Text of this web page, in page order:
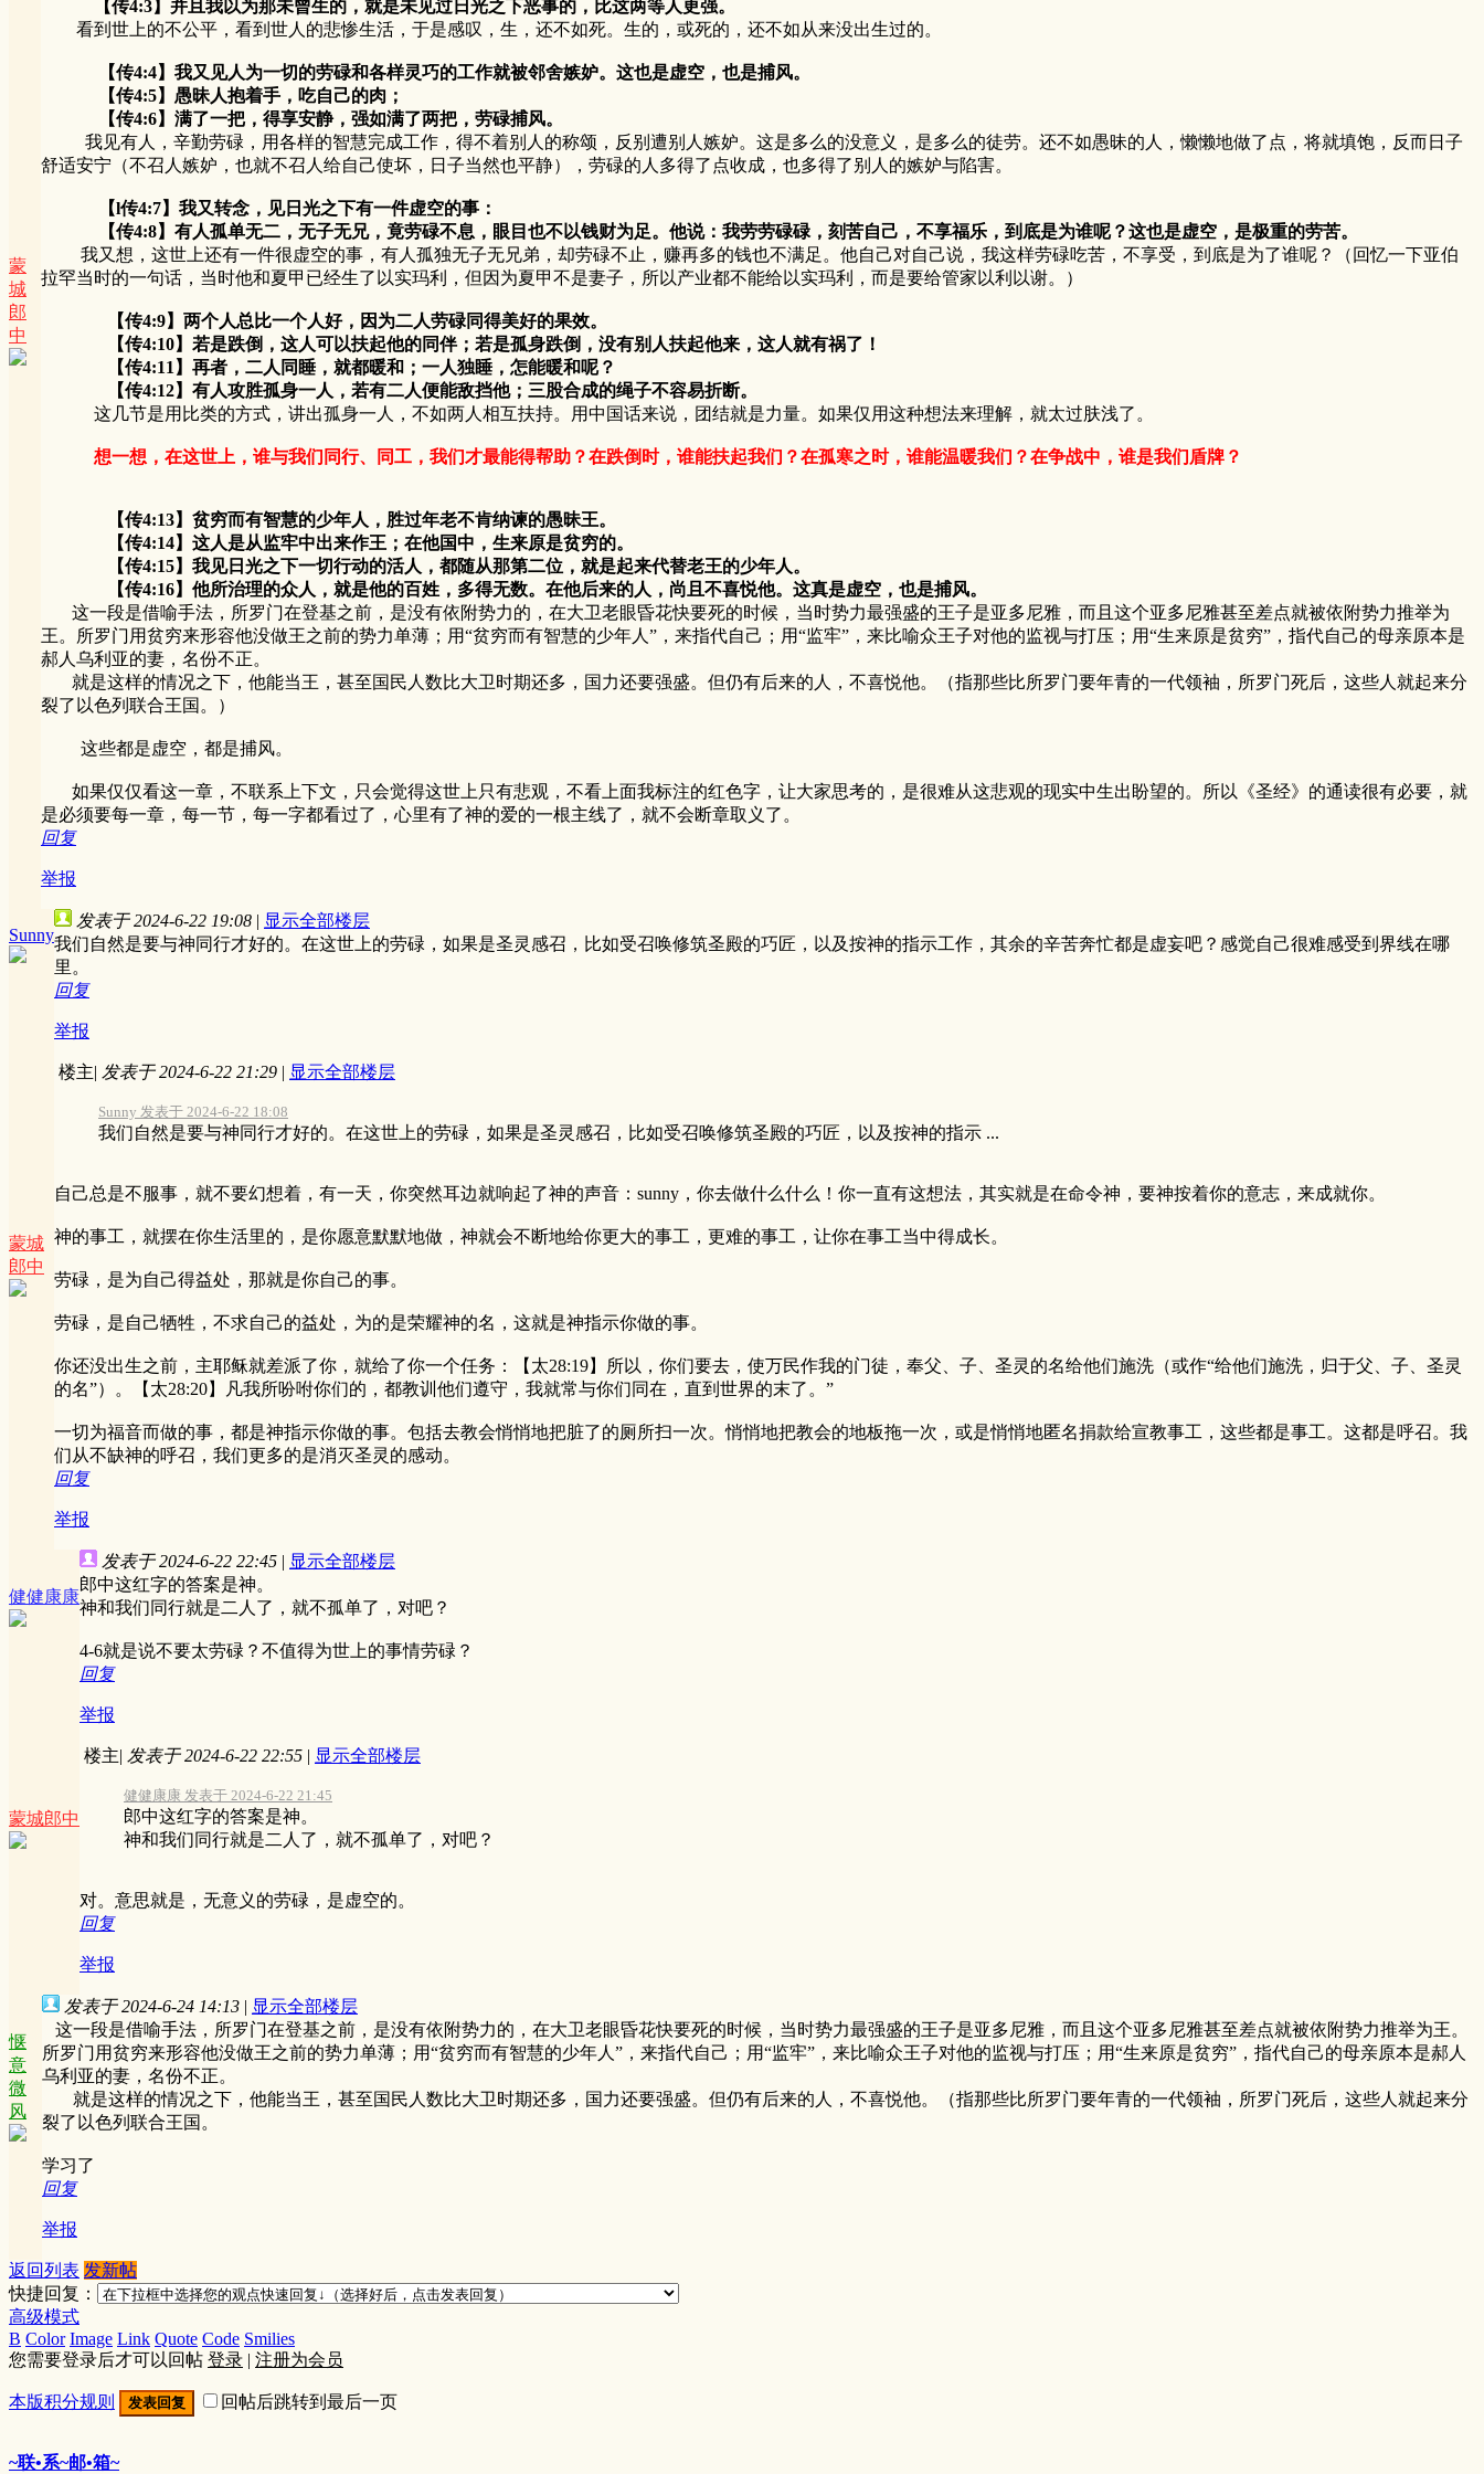
蒙
城
郎
中
【传4:3】并且我以为那未曾生的，就是未见过日光之下恶事的，比这两等人更强。
看到世上的不公平，看到世人的悲惨生活，于是感叹，生，还不如死。生的，或死的，还不如从来没出生过的。
【传4:4】我又见人为一切的劳碌和各样灵巧的工作就被邻舍嫉妒。这也是虚空，也是捕风。
【传4:5】愚昧人抱着手，吃自己的肉；
【传4:6】满了一把，得享安静，强如满了两把，劳碌捕风。
我见有人，辛勤劳碌，用各样的智慧完成工作，得不着别人的称颂，反别遭别人嫉妒。这是多么的没意义，是多么的徒劳。还不如愚昧的人，懒懒地做了点，将就填饱，反而日子
舒适安宁（不召人嫉妒，也就不召人给自己使坏，日子当然也平静），劳碌的人多得了点收成，也多得了别人的嫉妒与陷害。
【l传4:7】我又转念，见日光之下有一件虚空的事：
【传4:8】有人孤单无二，无子无兄，竟劳碌不息，眼目也不以钱财为足。他说：我劳劳碌碌，刻苦自己，不享福乐，到底是为谁呢？这也是虚空，是极重的劳苦。
我又想，这世上还有一件很虚空的事，有人孤独无子无兄弟，却劳碌不止，赚再多的钱也不满足。他自己对自己说，我这样劳碌吃苦，不享受，到底是为了谁呢？（回忆一下亚伯
拉罕当时的一句话，当时他和夏甲已经生了以实玛利，但因为夏甲不是妻子，所以产业都不能给以实玛利，而是要给管家以利以谢。）
【传4:9】两个人总比一个人好，因为二人劳碌同得美好的果效。
【传4:10】若是跌倒，这人可以扶起他的同伴；若是孤身跌倒，没有别人扶起他来，这人就有祸了！
【传4:11】再者，二人同睡，就都暖和；一人独睡，怎能暖和呢？
【传4:12】有人攻胜孤身一人，若有二人便能敌挡他；三股合成的绳子不容易折断。
这几节是用比类的方式，讲出孤身一人，不如两人相互扶持。用中国话来说，团结就是力量。如果仅用这种想法来理解，就太过肤浅了。
想一想，在这世上，谁与我们同行、同工，我们才最能得帮助？在跌倒时，谁能扶起我们？在孤寒之时，谁能温暖我们？在争战中，谁是我们盾牌？
【传4:13】贫穷而有智慧的少年人，胜过年老不肯纳谏的愚昧王。
【传4:14】这人是从监牢中出来作王；在他国中，生来原是贫穷的。
【传4:15】我见日光之下一切行动的活人，都随从那第二位，就是起来代替老王的少年人。
【传4:16】他所治理的众人，就是他的百姓，多得无数。在他后来的人，尚且不喜悦他。这真是虚空，也是捕风。
这一段是借喻手法，所罗门在登基之前，是没有依附势力的，在大卫老眼昏花快要死的时候，当时势力最强盛的王子是亚多尼雅，而且这个亚多尼雅甚至差点就被依附势力推举为
王。所罗门用贫穷来形容他没做王之前的势力单薄；用“贫穷而有智慧的少年人”，来指代自己；用“监牢”，来比喻众王子对他的监视与打压；用“生来原是贫穷”，指代自己的母亲原本是
郝人乌利亚的妻，名份不正。
就是这样的情况之下，他能当王，甚至国民人数比大卫时期还多，国力还要强盛。但仍有后来的人，不喜悦他。（指那些比所罗门要年青的一代领袖，所罗门死后，这些人就起来分
裂了以色列联合王国。）
这些都是虚空，都是捕风。
如果仅仅看这一章，不联系上下文，只会觉得这世上只有悲观，不看上面我标注的红色字，让大家思考的，是很难从这悲观的现实中生出盼望的。所以《圣经》的通读很有必要，就
是必须要每一章，每一节，每一字都看过了，心里有了神的爱的一根主线了，就不会断章取义了。
回复
举报
Sunny
发表于 2024-6-22 19:08 | 显示全部楼层
我们自然是要与神同行才好的。在这世上的劳碌，如果是圣灵感召，比如受召唤修筑圣殿的巧匠，以及按神的指示工作，其余的辛苦奔忙都是虚妄吧？感觉自己很难感受到界线在哪
里。
回复
举报
蒙城
郎中
楼主| 发表于 2024-6-22 21:29 | 显示全部楼层
Sunny 发表于 2024-6-22 18:08
我们自然是要与神同行才好的。在这世上的劳碌，如果是圣灵感召，比如受召唤修筑圣殿的巧匠，以及按神的指示 ...
自己总是不服事，就不要幻想着，有一天，你突然耳边就响起了神的声音：sunny，你去做什么什么！你一直有这想法，其实就是在命令神，要神按着你的意志，来成就你。
神的事工，就摆在你生活里的，是你愿意默默地做，神就会不断地给你更大的事工，更难的事工，让你在事工当中得成长。
劳碌，是为自己得益处，那就是你自己的事。
劳碌，是自己牺牲，不求自己的益处，为的是荣耀神的名，这就是神指示你做的事。
你还没出生之前，主耶稣就差派了你，就给了你一个任务：【太28:19】所以，你们要去，使万民作我的门徒，奉父、子、圣灵的名给他们施洗（或作“给他们施洗，归于父、子、圣灵
的名”）。【太28:20】凡我所吩咐你们的，都教训他们遵守，我就常与你们同在，直到世界的末了。”
一切为福音而做的事，都是神指示你做的事。包括去教会悄悄地把脏了的厕所扫一次。悄悄地把教会的地板拖一次，或是悄悄地匿名捐款给宣教事工，这些都是事工。这都是呼召。我
们从不缺神的呼召，我们更多的是消灭圣灵的感动。
回复
举报
健健康康
发表于 2024-6-22 22:45 | 显示全部楼层
郎中这红字的答案是神。
神和我们同行就是二人了，就不孤单了，对吧？
4-6就是说不要太劳碌？不值得为世上的事情劳碌？
回复
举报
蒙城郎中
楼主| 发表于 2024-6-22 22:55 | 显示全部楼层
健健康康 发表于 2024-6-22 21:45
郎中这红字的答案是神。
神和我们同行就是二人了，就不孤单了，对吧？
对。意思就是，无意义的劳碌，是虚空的。
回复
举报
惬
意
微
风
发表于 2024-6-24 14:13 | 显示全部楼层
这一段是借喻手法，所罗门在登基之前，是没有依附势力的，在大卫老眼昏花快要死的时候，当时势力最强盛的王子是亚多尼雅，而且这个亚多尼雅甚至差点就被依附势力推举为王。
所罗门用贫穷来形容他没做王之前的势力单薄；用“贫穷而有智慧的少年人”，来指代自己；用“监牢”，来比喻众王子对他的监视与打压；用“生来原是贫穷”，指代自己的母亲原本是郝人
乌利亚的妻，名份不正。
就是这样的情况之下，他能当王，甚至国民人数比大卫时期还多，国力还要强盛。但仍有后来的人，不喜悦他。（指那些比所罗门要年青的一代领袖，所罗门死后，这些人就起来分
裂了以色列联合王国。
学习了
回复
举报
返回列表 发新帖
快捷回复：
高级模式
B Color Image Link Quote Code Smilies
您需要登录后才可以回帖 登录 | 注册为会员
本版积分规则 发表回复 回帖后跳转到最后一页
~联•系~邮•箱~